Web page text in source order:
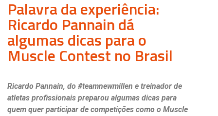
Palavra da experiência:
Ricardo Pannain dá
algumas dicas para o
Muscle Contest no Brasil
Ricardo Pannain, do #teamnewmillen e treinador de
atletas profissionais preparou algumas dicas para
quem quer participar de competições como o Muscle